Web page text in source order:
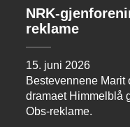
NRK-
reklame
15. juni 2026
Bestevennene Marit
dramaet Himmelblå
Obs-reklame.